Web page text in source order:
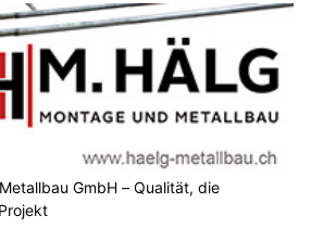
GmbH – Qualität, die